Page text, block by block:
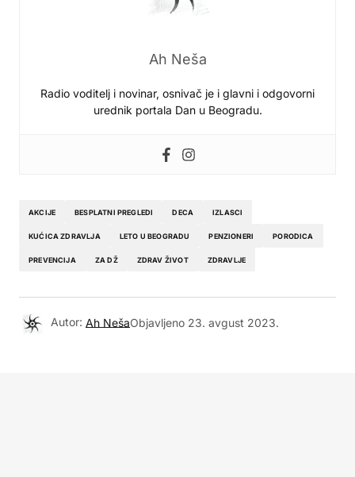
Ah Neša
Radio voditelj i novinar, osnivač je i glavni i odgovorni
urednik portala Dan u Beogradu.
AKCIJE BESPLATNI PREGLEDI DECA IZLASCI
KUĆICA ZDRAVLJA LETO U BEOGRADU PENZIONERI PORODICA
PREVENCIJA ZA DŽ ZDRAV ŽIVOT ZDRAVLJE
Autor: Ah NešaObjavljeno 23. avgust 2023.